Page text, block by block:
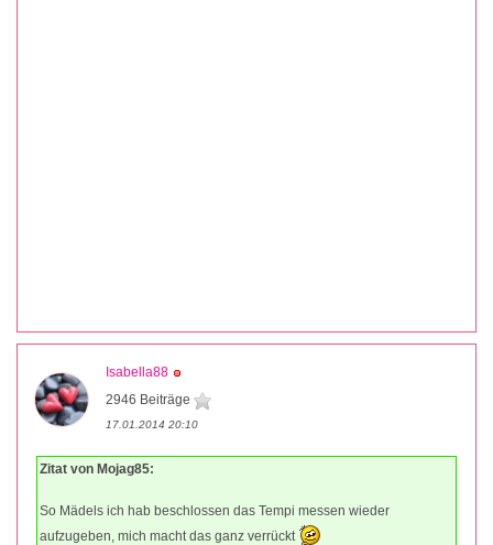
Isabella88
2946 Beiträge
17.01.2014 20:10
Zitat von Mojag85:
So Mädels ich hab beschlossen das Tempi messen wieder
aufzugeben, mich macht das ganz verrückt